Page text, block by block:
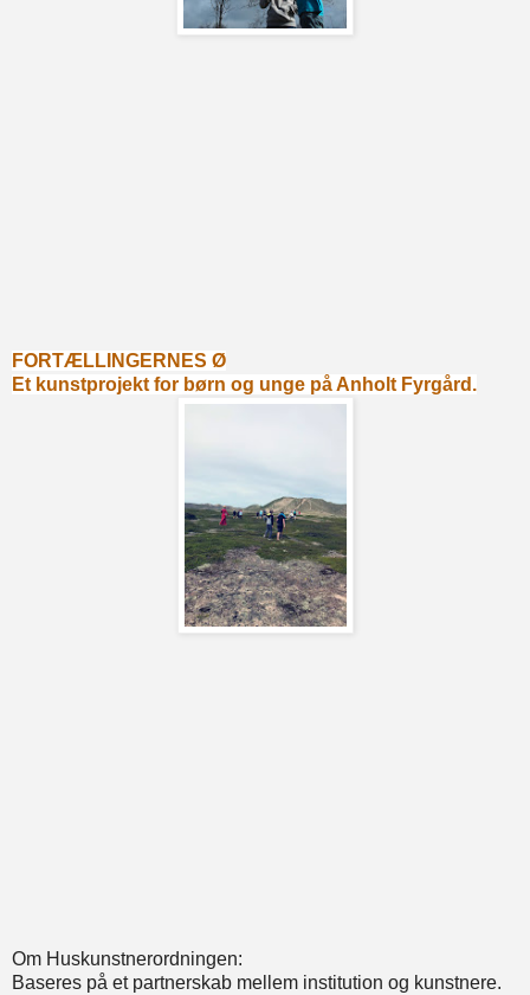
FORTÆLLINGERNES Ø
Et kunstprojekt for børn og unge på Anholt Fyrgård.
Om Huskunstnerordningen:
Baseres på et partnerskab mellem institution og kunstnere.